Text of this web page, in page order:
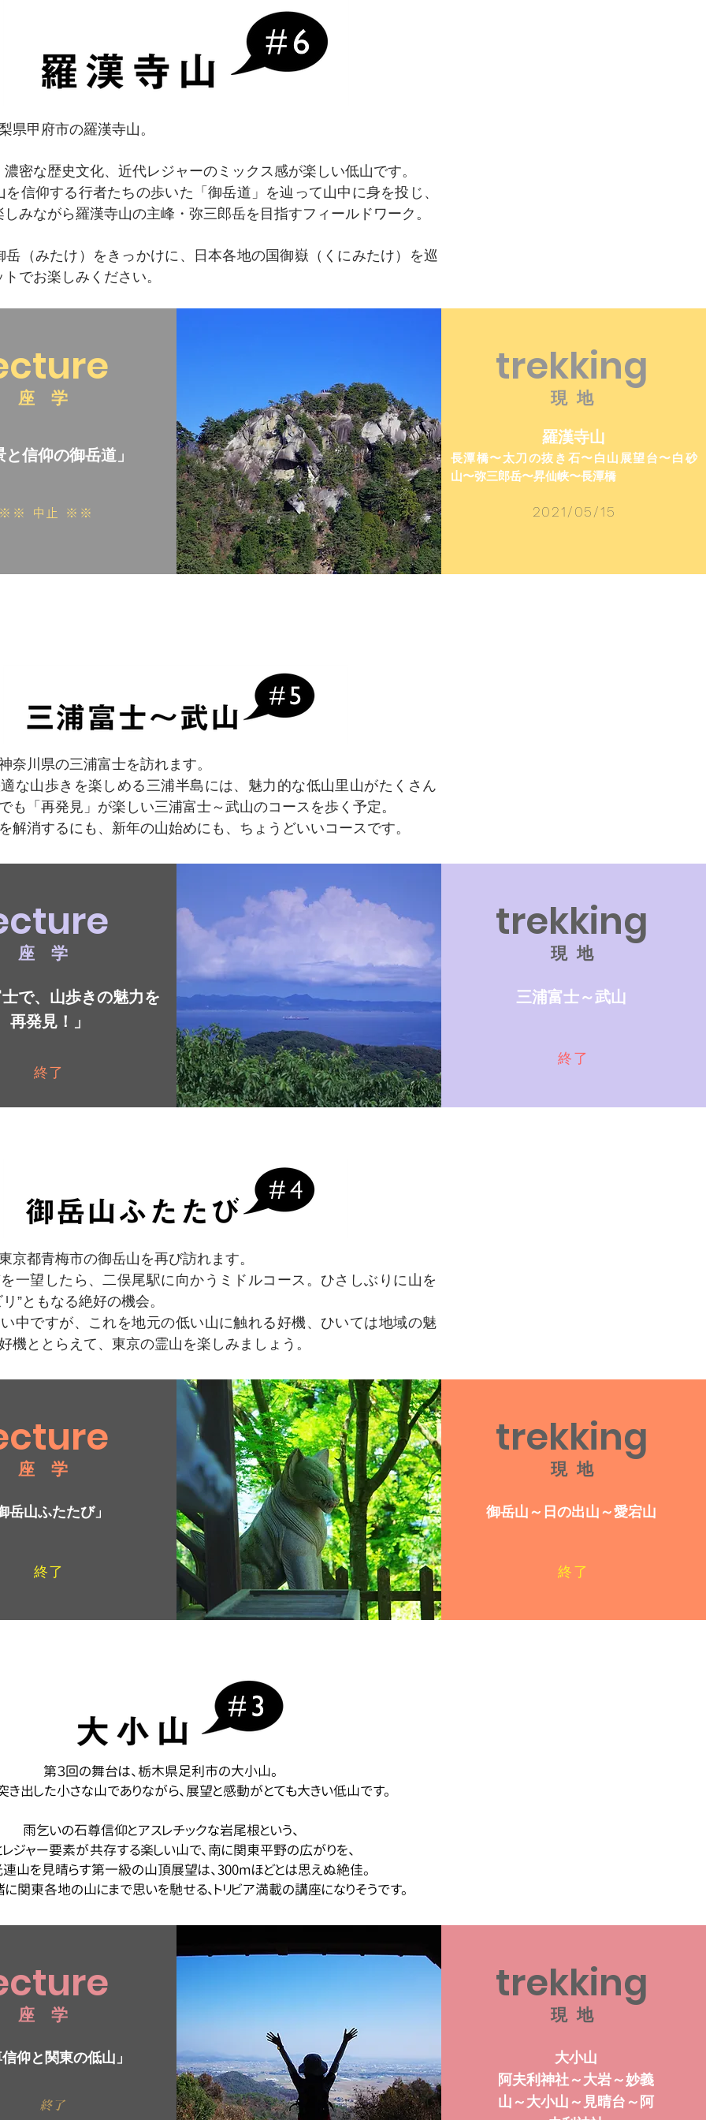
県甲府市の羅漢寺山。
密な歴史文化、近代レジャーのミックス感が楽しい低山です。
信仰する行者たちの歩いた「御岳道」を辿って山中に身を投じ、
みながら羅漢寺山の主峰・弥三郎岳を目指すフィールドワーク。
岳（みたけ）をきっかけに、日本各地の国御嶽（くにみたけ）を巡
でお楽しみください。
​座 学
信仰の御岳道」
中止 ※※
trekking
現 地
羅漢寺山
長潭橋〜太刀の抜き石〜白山展望台〜白砂
山〜弥三郎岳〜昇仙峡〜長潭橋
2021/05/15
奈川県の三浦富士を訪れます。
な山歩きを楽しめる三浦半島には、魅力的な低山里山がたくさん
も「再発見」が楽しい三浦富士～武山のコースを歩く予定。
解消するにも、新年の山始めにも、ちょうどいいコースです。
​座 学
で、山歩きの魅力を
再発見！」
終了
trekking
現 地
三浦富士～武山
終了
京都青梅市の御岳山を再び訪れます。
一望したら、二俣尾駅に向かうミドルコース。ひさしぶりに山を
”ともなる絶好の機会。
中ですが、これを地元の低い山に触れる好機、ひいては地域の魅
機ととらえて、東京の霊山を楽しみましょう。
​座 学
岳山ふたたび」
終了
trekking
現 地
御岳山～日の出山～愛宕山
終了
第３回の舞台は、栃木県足利市の大小山。
出した小さな山でありながら、展望と感動がとても大きい低山です。
雨乞いの石尊信仰とアスレチックな岩尾根という、
ジャー要素が共存する楽しい山で、南に関東平野の広がりを、
山を見晴らす第一級の山頂展望は、300mほどとは思えぬ絶佳。
関東各地の山にまで思いを馳せる、トリビア満載の講座になりそうです。
​座 学
仰と関東の低山」
終了
trekking
現 地
大小山
阿夫利神社～大岩～妙義
山～大小山～見晴台～阿